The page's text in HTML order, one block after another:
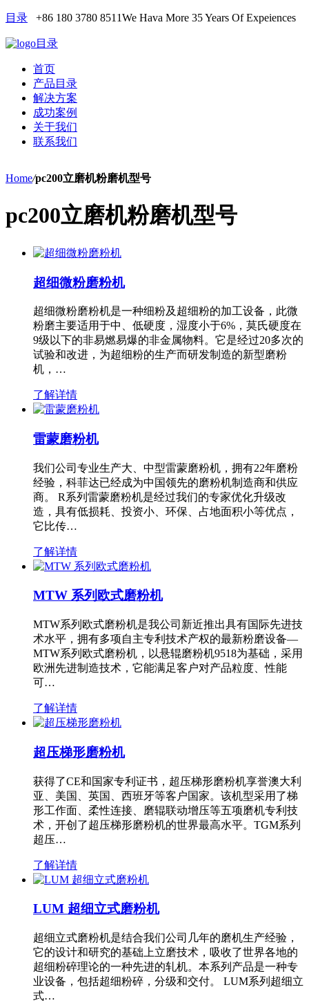
目录 +86 180 3780 8511We Hava More 35 Years Of Expeiences
目录
首页
产品目录
解决方案
成功案例
关于我们
联系我们
Home/pc200立磨机粉磨机型号
pc200立磨机粉磨机型号
超细微粉磨粉机
超细微粉磨粉机是一种细粉及超细粉的加工设备，此微
粉磨主要适用于中、低硬度，湿度小于6%，莫氏硬度在
9级以下的非易燃易爆的非金属物料。它是经过20多次的
试验和改进，为超细粉的生产而研发制造的新型磨粉
机，…
了解详情
雷蒙磨粉机
我们公司专业生产大、中型雷蒙磨粉机，拥有22年磨粉
经验，科菲达已经成为中国领先的磨粉机制造商和供应
商。 R系列雷蒙磨粉机是经过我们的专家优化升级改
造，具有低损耗、投资小、环保、占地面积小等优点，
它比传…
了解详情
MTW 系列欧式磨粉机
MTW系列欧式磨粉机是我公司新近推出具有国际先进技
术水平，拥有多项自主专利技术产权的最新粉磨设备—
MTW系列欧式磨粉机，以悬辊磨粉机9518为基础，采用
欧洲先进制造技术，它能满足客户对产品粒度、性能
可…
了解详情
超压梯形磨粉机
获得了CE和国家专利证书，超压梯形磨粉机享誉澳大利
亚、美国、英国、西班牙等客户国家。该机型采用了梯
形工作面、柔性连接、磨辊联动增压等五项磨机专利技
术，开创了超压梯形磨粉机的世界最高水平。TGM系列
超压…
了解详情
LUM 超细立式磨粉机
超细立式磨粉机是结合我们公司几年的磨机生产经验，
它的设计和研究的基础上立磨技术，吸收了世界各地的
超细粉碎理论的一种先进的轧机。本系列产品是一种专
业设备，包括超细粉碎，分级和交付。 LUM系列超细立
式…